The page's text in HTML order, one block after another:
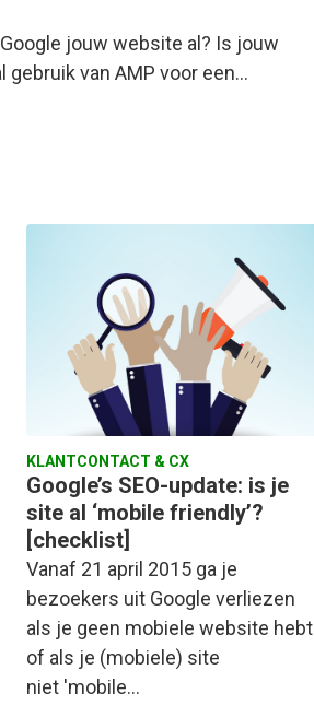
jouw website al? Is jouw
gebruik van AMP voor een…
KLANTCONTACT & CX
Google’s SEO-update: is je
site al ‘mobile friendly’?
[checklist]
Vanaf 21 april 2015 ga je
bezoekers uit Google verliezen
als je geen mobiele website hebt
of als je (mobiele) site
niet 'mobile…